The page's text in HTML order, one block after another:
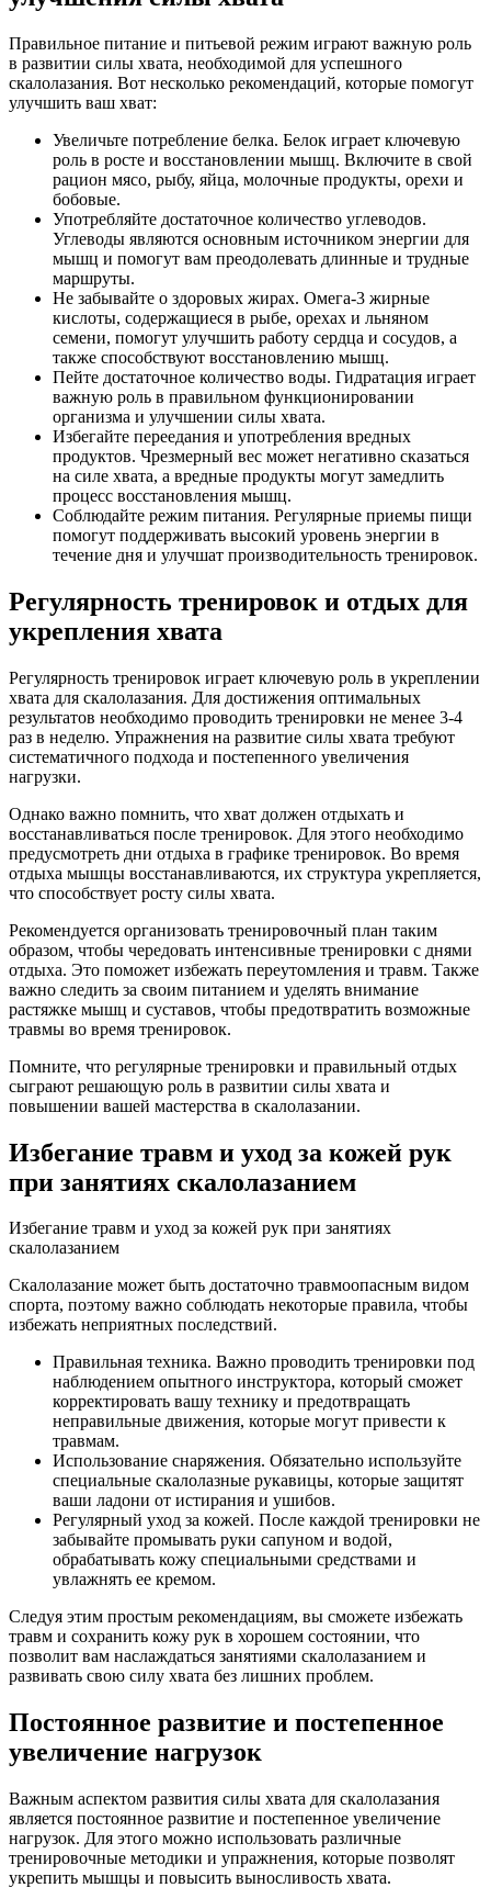
Правильное питание и питьевой режим играют важную роль
в развитии силы хвата, необходимой для успешного
скалолазания. Вот несколько рекомендаций, которые помогут
улучшить ваш хват:
Увеличьте потребление белка. Белок играет ключевую
роль в росте и восстановлении мышц. Включите в свой
рацион мясо, рыбу, яйца, молочные продукты, орехи и
бобовые.
Употребляйте достаточное количество углеводов.
Углеводы являются основным источником энергии для
мышц и помогут вам преодолевать длинные и трудные
маршруты.
Не забывайте о здоровых жирах. Омега-3 жирные
кислоты, содержащиеся в рыбе, орехах и льняном
семени, помогут улучшить работу сердца и сосудов, а
также способствуют восстановлению мышц.
Пейте достаточное количество воды. Гидратация играет
важную роль в правильном функционировании
организма и улучшении силы хвата.
Избегайте переедания и употребления вредных
продуктов. Чрезмерный вес может негативно сказаться
на силе хвата, а вредные продукты могут замедлить
процесс восстановления мышц.
Соблюдайте режим питания. Регулярные приемы пищи
помогут поддерживать высокий уровень энергии в
течение дня и улучшат производительность тренировок.
Регулярность тренировок и отдых для
укрепления хвата
Регулярность тренировок играет ключевую роль в укреплении
хвата для скалолазания. Для достижения оптимальных
результатов необходимо проводить тренировки не менее 3-4
раз в неделю. Упражнения на развитие силы хвата требуют
систематичного подхода и постепенного увеличения
нагрузки.
Однако важно помнить, что хват должен отдыхать и
восстанавливаться после тренировок. Для этого необходимо
предусмотреть дни отдыха в графике тренировок. Во время
отдыха мышцы восстанавливаются, их структура укрепляется,
что способствует росту силы хвата.
Рекомендуется организовать тренировочный план таким
образом, чтобы чередовать интенсивные тренировки с днями
отдыха. Это поможет избежать переутомления и травм. Также
важно следить за своим питанием и уделять внимание
растяжке мышц и суставов, чтобы предотвратить возможные
травмы во время тренировок.
Помните, что регулярные тренировки и правильный отдых
сыграют решающую роль в развитии силы хвата и
повышении вашей мастерства в скалолазании.
Избегание травм и уход за кожей рук
при занятиях скалолазанием
Избегание травм и уход за кожей рук при занятиях
скалолазанием
Скалолазание может быть достаточно травмоопасным видом
спорта, поэтому важно соблюдать некоторые правила, чтобы
избежать неприятных последствий.
Правильная техника. Важно проводить тренировки под
наблюдением опытного инструктора, который сможет
корректировать вашу технику и предотвращать
неправильные движения, которые могут привести к
травмам.
Использование снаряжения. Обязательно используйте
специальные скалолазные рукавицы, которые защитят
ваши ладони от истирания и ушибов.
Регулярный уход за кожей. После каждой тренировки не
забывайте промывать руки сапуном и водой,
обрабатывать кожу специальными средствами и
увлажнять ее кремом.
Следуя этим простым рекомендациям, вы сможете избежать
травм и сохранить кожу рук в хорошем состоянии, что
позволит вам наслаждаться занятиями скалолазанием и
развивать свою силу хвата без лишних проблем.
Постоянное развитие и постепенное
увеличение нагрузок
Важным аспектом развития силы хвата для скалолазания
является постоянное развитие и постепенное увеличение
нагрузок. Для этого можно использовать различные
тренировочные методики и упражнения, которые позволят
укрепить мышцы и повысить выносливость хвата.